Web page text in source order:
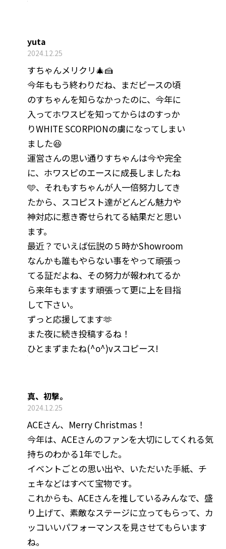
yuta
2024.12.25
すちゃんメリクリ🎄🍰
今年ももう終わりだね、まだピースの頃
のすちゃんを知らなかったのに、今年に
入ってホワスピを知ってからはのすっか
りWHITE SCORPIONの虜になってしまい
ました😆
運営さんの思い通りすちゃんは今や完全
に、ホワスピのエースに成長しましたね
🩵、それもすちゃんが人一倍努力してき
たから、スコピスト達がどんどん魅力や
神対応に惹き寄せられてる結果だと思い
ます。
最近？でいえば伝説の５時かShowroom
なんかも誰もやらない事をやって頑張っ
てる証だよね、その努力が報われてるか
ら来年もますます頑張って更に上を目指
して下さい。
ずっと応援してます🫶
また夜に続き投稿するね！
ひとまずまたね(^o^)vスコピース!
真、初撃。
2024.12.25
ACEさん、Merry Christmas！
今年は、ACEさんのファンを大切にしてくれる気
持ちのわかる1年でした。
イベントごとの思い出や、いただいた手紙、チ
ェキなどはすべて宝物です。
これからも、ACEさんを推しているみんなで、盛
り上げて、素敵なステージに立ってもらって、カ
ッコいいパフォーマンスを見させてもらいます
ね。